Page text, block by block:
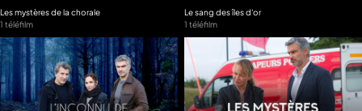
Les mystères de la chorale
1 téléfilm
Le sang des îles d'or
1 téléfilm